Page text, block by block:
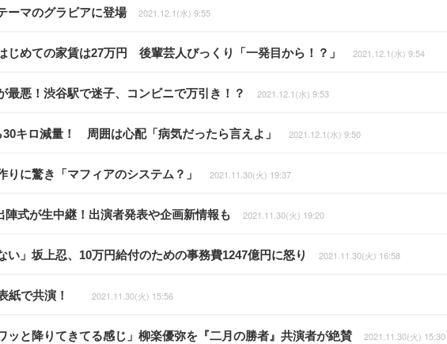
ーマのグラビアに登場 2021.12.1(水) 9:55
じめての家賃は27万円 後輩芸人びっくり「一発目から！？」 2021.12.1(水) 9:54
最悪！渋谷駅で迷子、コンビニで万引き！？ 2021.12.1(水) 9:53
キロ減量！ 周囲は心配「病気だったら言えよ」 2021.12.1(水) 9:50
に驚き「マフィアのシステム？」 2021.11.30(火) 19:37
陣式が生中継！出演者発表や企画新情報も 2021.11.30(火) 19:20
い」坂上忍、10万円給付のための事務費1247億円に怒り 2021.11.30(火) 16:58
紙で共演！ 2021.11.30(火) 15:56
ッと降りてきてる感じ」柳楽優弥を『二月の勝者』共演者が絶賛 2021.11.30(火) 15:30